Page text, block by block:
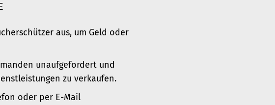
aus, um Geld oder
unaufgefordert und
zu verkaufen.
oder per E-Mail